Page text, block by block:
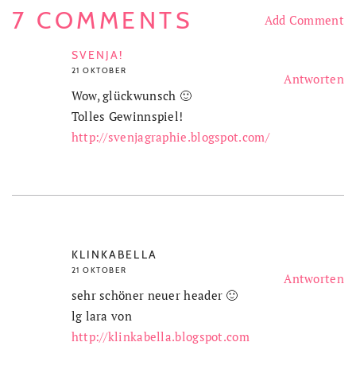
7 COMMENTS Add Comment
SVENJA!
21 OKTOBER
Wow, glückwunsch 🙂
Tolles Gewinnspiel!
http://svenjagraphie.blogspot.com/
KLINKABELLA
21 OKTOBER
Antworten
sehr schöner neuer header 🙂
lg lara von
http://klinkabella.blogspot.com
Antworten